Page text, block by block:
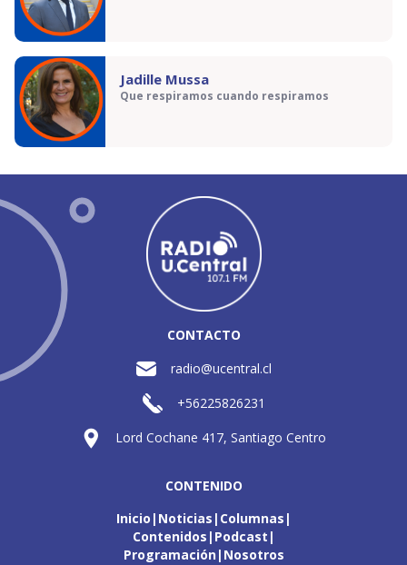
Jadille Mussa
Que respiramos cuando respiramos
CONTACTO
radio@ucentral.cl
+56225826231
Lord Cochane 417, Santiago Centro
CONTENIDO
Inicio Noticias Columnas
Contenidos Podcast
Programación Nosotros